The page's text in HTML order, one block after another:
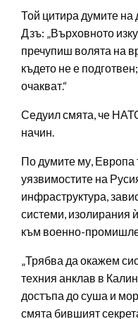
Той цитира думите на
Дзъ: „Върховното
пречупиш волята на
където не е
очакват.“
Седуил смята, че
начин.
По думите му, Европа
уязвимостите на
инфраструктура,
системи, изолирания
към военно-
„Трябва да окажем
техния анклав в
достъпа до суша и
смята бившият